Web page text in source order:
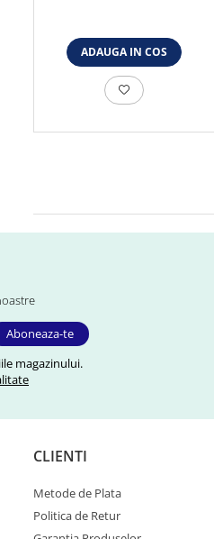
ADAUGA IN COS
magazinului.
CLIENTI
Metode de Plata
Politica de Retur